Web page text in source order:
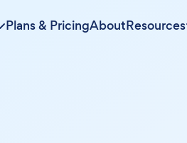
Plans & PricingAboutResources